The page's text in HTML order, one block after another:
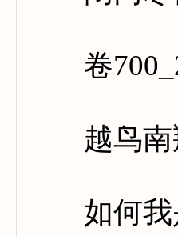
卷
越鸟南
如何我